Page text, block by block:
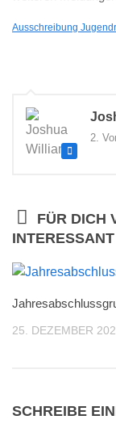
Ausschreibung
2.
FÜR DICH
25. DEZEMBER
SCHREIBE